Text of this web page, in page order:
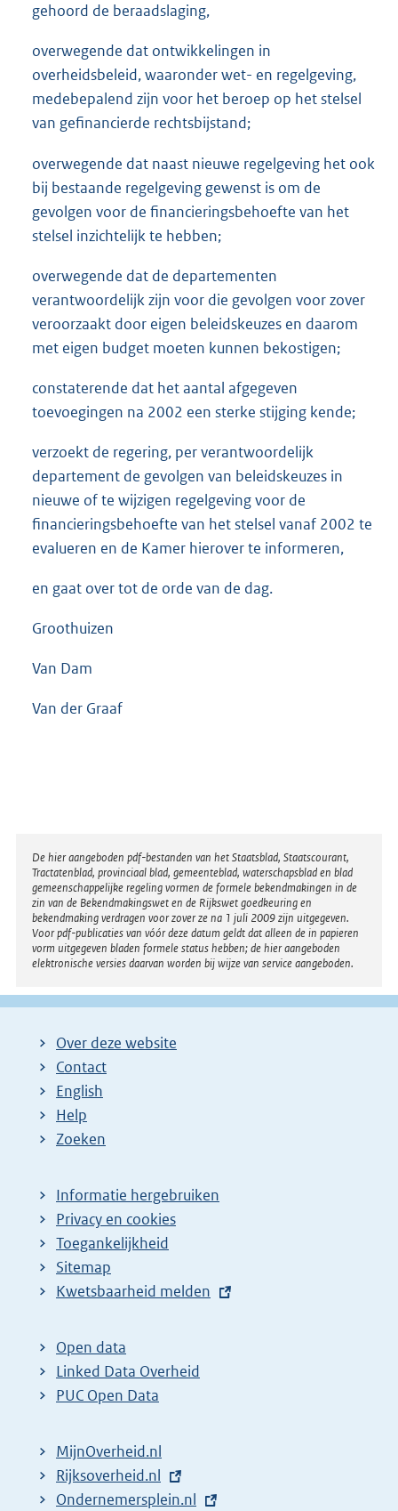
gehoord de beraadslaging,
overwegende dat ontwikkelingen in
overheidsbeleid, waaronder wet- en regelgeving,
medebepalend zijn voor het beroep op het stelsel
van gefinancierde rechtsbijstand;
overwegende dat naast nieuwe regelgeving het ook
bij bestaande regelgeving gewenst is om de
gevolgen voor de financieringsbehoefte van het
stelsel inzichtelijk te hebben;
overwegende dat de departementen
verantwoordelijk zijn voor die gevolgen voor zover
veroorzaakt door eigen beleidskeuzes en daarom
met eigen budget moeten kunnen bekostigen;
constaterende dat het aantal afgegeven
toevoegingen na 2002 een sterke stijging kende;
verzoekt de regering, per verantwoordelijk
departement de gevolgen van beleidskeuzes in
nieuwe of te wijzigen regelgeving voor de
financieringsbehoefte van het stelsel vanaf 2002 te
evalueren en de Kamer hierover te informeren,
en gaat over tot de orde van de dag.
Groothuizen
Van Dam
Van der Graaf
Disclaimer
De hier aangeboden pdf-bestanden van het Staatsblad, Staatscourant,
Tractatenblad, provinciaal blad, gemeenteblad, waterschapsblad en blad
gemeenschappelijke regeling vormen de formele bekendmakingen in de
zin van de Bekendmakingswet en de Rijkswet goedkeuring en
bekendmaking verdragen voor zover ze na 1 juli 2009 zijn uitgegeven.
Voor pdf-publicaties van vóór deze datum geldt dat alleen de in papieren
vorm uitgegeven bladen formele status hebben; de hier aangeboden
elektronische versies daarvan worden bij wijze van service aangeboden.
Over deze website
Contact
English
Help
Zoeken
Informatie hergebruiken
Privacy en cookies
Toegankelijkheid
Sitemap
E
t
e
r
l
i
Kwetsbaarheid melden
Open data
Linked Data Overheid
PUC Open Data
MijnOverheid.nl
E
x
Rijksoverheid.nl
E
Ondernemersplein.nl